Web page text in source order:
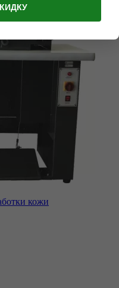
кожи